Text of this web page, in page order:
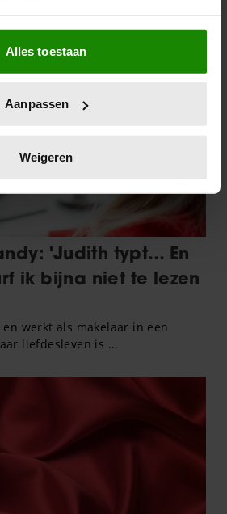
we ook graag:
over uw geografische
paar meter nauwkeurig kan zijn
eigenschappen (fingerprinting)
in het
om content en advertenties te
voor social media te bieden
te analyseren. Ook delen we
van onze site met onze
adverteren en analyse. Deze
gegevens combineren met andere
heeft verstrekt of die ze hebben
cookies als u onze website blijft
Alles toestaan
Aanpassen
Weigeren